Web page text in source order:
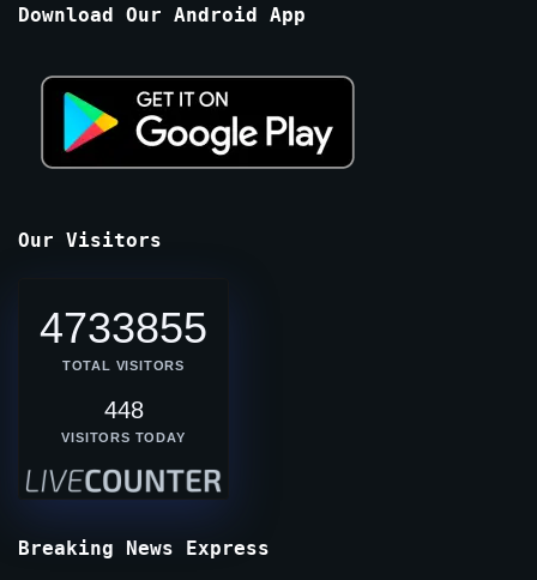
Download Our Android App
Our Visitors
4733855
TOTAL VISITORS
448
VISITORS TODAY
Breaking News Express